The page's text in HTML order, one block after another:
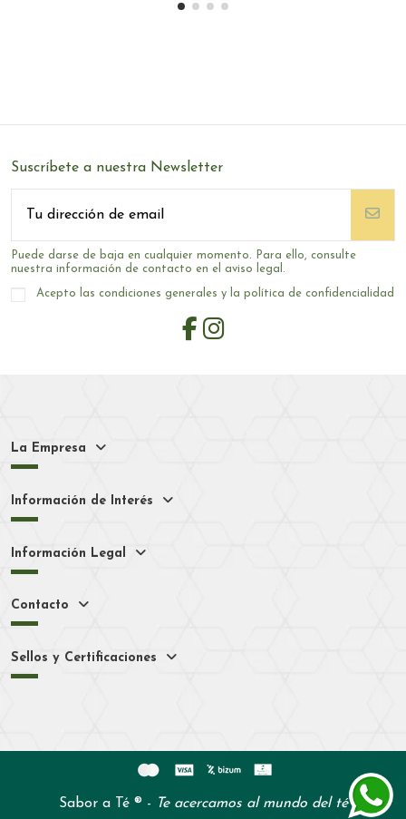
Suscríbete a nuestra Newsletter
Puede darse de baja en cualquier momento. Para ello, consulte
nuestra información de contacto en el aviso legal.
Acepto las condiciones generales y la política de confidencialidad
La Empresa
Información de Interés
Información Legal
Contacto
Sellos y Certificaciones
Sabor a Té ® - Te acercamos al mundo del té